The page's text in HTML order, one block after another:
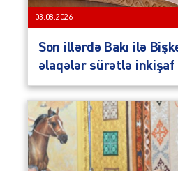
03.08.2026
Son illərdə Bakı ilə
əlaqələr sürətlə inkişaf